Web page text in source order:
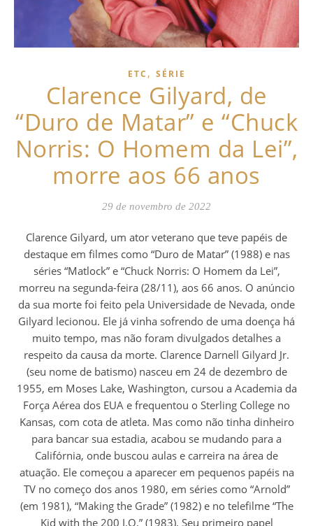
ETC , SÉRIE
Clarence Gilyard, de
“Duro de Matar” e “Chuck
Norris: O Homem da Lei”,
morre aos 66 anos
29 de novembro de 2022
Clarence Gilyard, um ator veterano que teve papéis de
destaque ​​em filmes como “Duro de Matar” (1988) e nas
séries “Matlock” e “Chuck Norris: O Homem da Lei”,
morreu na segunda-feira (28/11), aos 66 anos. O anúncio
da sua morte foi feito pela Universidade de Nevada, onde
Gilyard lecionou. Ele já vinha sofrendo de uma doença há
muito tempo, mas não foram divulgados detalhes a
respeito da causa da morte. Clarence Darnell Gilyard Jr.
(seu nome de batismo) nasceu em 24 de dezembro de
1955, em Moses Lake, Washington, cursou a Academia da
Força Aérea dos EUA e frequentou o Sterling College no
Kansas, com cota de atleta. Mas como não tinha dinheiro
para bancar sua estadia, acabou se mudando para a
Califórnia, onde buscou aulas e carreira na área de
atuação. Ele começou a aparecer em pequenos papéis na
TV no começo dos anos 1980, em séries como “Arnold”
(em 1981), “Making the Grade” (1982) e no telefilme “The
Kid with the 200 I.Q.” (1983). Seu primeiro papel